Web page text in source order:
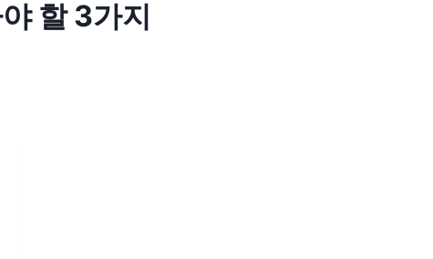
할 3가지